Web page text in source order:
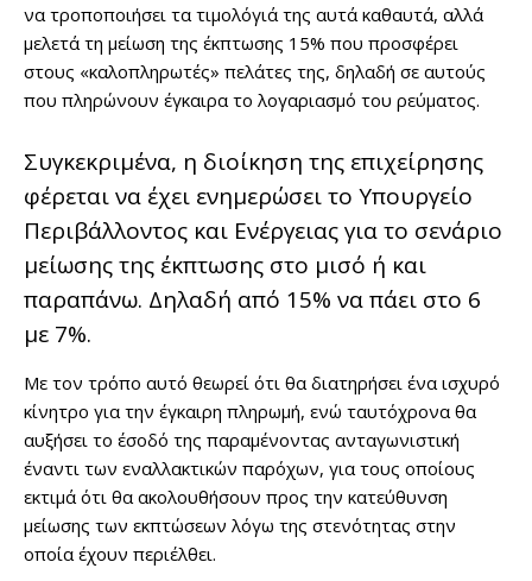
να τροποποιήσει τα τιμολόγιά της αυτά καθαυτά, αλλά
μελετά τη μείωση της έκπτωσης 15% που προσφέρει
στους «καλοπληρωτές» πελάτες της, δηλαδή σε αυτούς
που πληρώνουν έγκαιρα το λογαριασμό του ρεύματος.
Συγκεκριμένα, η διοίκηση της επιχείρησης
φέρεται να έχει ενημερώσει το Υπουργείο
Περιβάλλοντος και Ενέργειας για το σενάριο
μείωσης της έκπτωσης στο μισό ή και
παραπάνω. Δηλαδή από 15% να πάει στο 6
με 7%.
Με τον τρόπο αυτό θεωρεί ότι θα διατηρήσει ένα ισχυρό
κίνητρο για την έγκαιρη πληρωμή, ενώ ταυτόχρονα θα
αυξήσει το έσοδό της παραμένοντας ανταγωνιστική
έναντι των εναλλακτικών παρόχων, για τους οποίους
εκτιμά ότι θα ακολουθήσουν προς την κατεύθυνση
μείωσης των εκπτώσεων λόγω της στενότητας στην
οποία έχουν περιέλθει.